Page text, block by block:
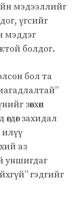
мэдээллийг
үгсийг
мэддэг
болдог.
бол та
зөвхөн
захидал
илүү
аз
уншигдаг
гэдгийг